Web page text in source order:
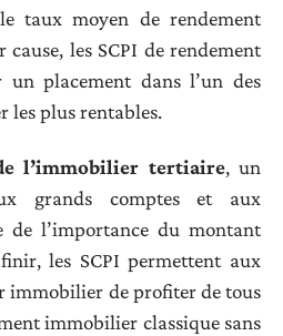
taux moyen de rendement
cause, les SCPI de rendement
un placement dans l’un des
les plus rentables.
l’immobilier tertiaire, un
grands comptes et aux
de l’importance du montant
les SCPI permettent aux
immobilier de profiter de tous
immobilier classique sans